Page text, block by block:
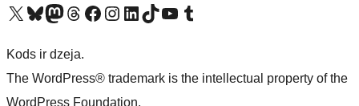
Apmeklējiet mūsu X (agrāk Twitter) kontu
Apmeklējiet mūsu Bluesky kontu
Apmeklējiet mūsu Mastodon kontu
Apmeklējiet mūsu Threads kontu
Apmeklējiet mūsu Facebook lapuApmeklējiet mūsu Instagram kontu
Apmeklējiet mūsu LinkedIn kontu
Apmeklējiet mūsu TikTok kontu
Apmeklējiet mūsu YouTube kanālu
Apmeklējiet mūsu Tumblr kontu
Kods ir dzeja.
The WordPress® trademark is the intellectual property of the
WordPress Foundation.